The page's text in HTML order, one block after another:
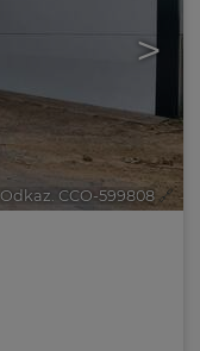
>
Odkaz. CCO-599808 🔗